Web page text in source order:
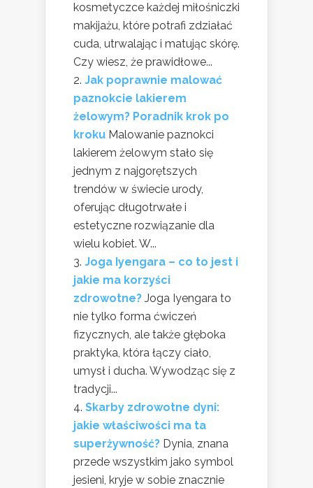
kosmetyczce każdej miłośniczki
makijażu, które potrafi zdziałać
cuda, utrwalając i matując skórę.
Czy wiesz, że prawidłowe...
Jak poprawnie malować
paznokcie lakierem
żelowym? Poradnik krok po
kroku Malowanie paznokci
lakierem żelowym stało się
jednym z najgorętszych
trendów w świecie urody,
oferując długotrwałe i
estetyczne rozwiązanie dla
wielu kobiet. W...
Joga Iyengara – co to jest i
jakie ma korzyści
zdrowotne? Joga Iyengara to
nie tylko forma ćwiczeń
fizycznych, ale także głęboka
praktyka, która łączy ciało,
umysł i ducha. Wywodząc się z
tradycji...
Skarby zdrowotne dyni:
jakie właściwości ma ta
superżywność? Dynia, znana
przede wszystkim jako symbol
jesieni, kryje w sobie znacznie